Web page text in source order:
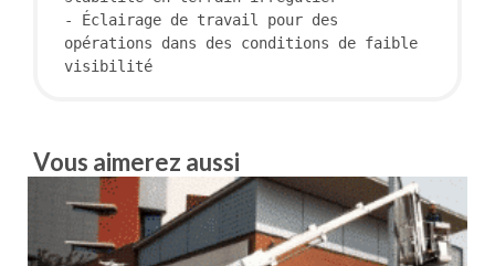
- Éclairage de travail pour des
opérations dans des conditions de faible
visibilité
Vous aimerez aussi